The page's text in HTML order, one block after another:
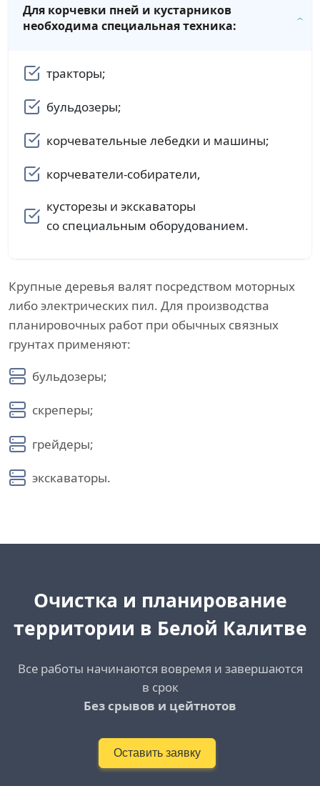
Для корчевки пней и кустарников
необходима специальная техника:
тракторы;
бульдозеры;
корчевательные лебедки и машины;
корчеватели-собиратели,
кусторезы и экскаваторы
со специальным оборудованием.
Крупные деревья валят посредством моторных
либо электрических пил. Для производства
планировочных работ при обычных связных
грунтах применяют:
бульдозеры;
скреперы;
грейдеры;
экскаваторы.
Очистка и планирование
территории в Белой Калитве
Все работы начинаются вовремя и завершаются
в срок
Без срывов и цейтнотов
Оставить заявку